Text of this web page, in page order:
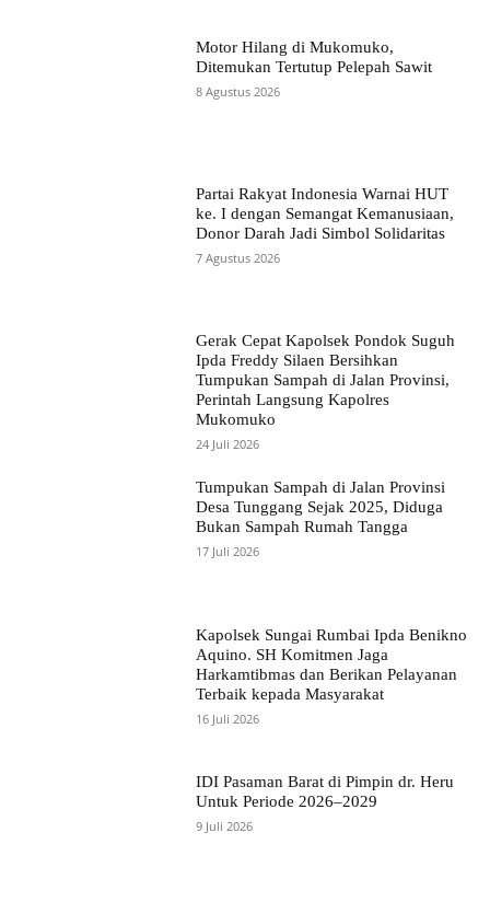
Motor Hilang di Mukomuko,
Ditemukan Tertutup Pelepah Sawit
8 Agustus 2026
Partai Rakyat Indonesia Warnai HUT
ke. I dengan Semangat Kemanusiaan,
Donor Darah Jadi Simbol Solidaritas
7 Agustus 2026
Gerak Cepat Kapolsek Pondok Suguh
Ipda Freddy Silaen Bersihkan
Tumpukan Sampah di Jalan Provinsi,
Perintah Langsung Kapolres
Mukomuko
24 Juli 2026
Tumpukan Sampah di Jalan Provinsi
Desa Tunggang Sejak 2025, Diduga
Bukan Sampah Rumah Tangga
17 Juli 2026
Kapolsek Sungai Rumbai Ipda Benikno
Aquino. SH Komitmen Jaga
Harkamtibmas dan Berikan Pelayanan
Terbaik kepada Masyarakat
16 Juli 2026
IDI Pasaman Barat di Pimpin dr. Heru
Untuk Periode 2026–2029
9 Juli 2026